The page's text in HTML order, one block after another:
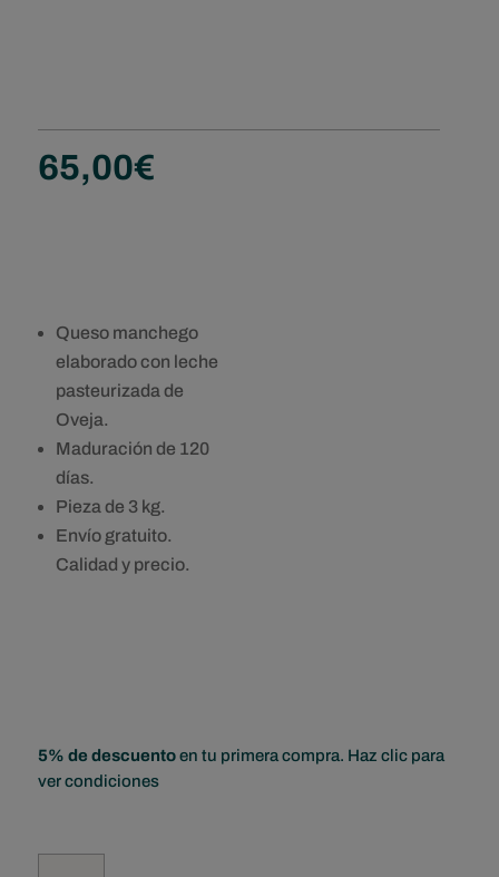
65,00€
Queso manchego
elaborado con leche
pasteurizada de
Oveja.
Maduración de 120
días.
Pieza de 3 kg.
Envío gratuito.
Calidad y precio.
5% de descuentoen tu primera compra. Haz clic para
ver condiciones